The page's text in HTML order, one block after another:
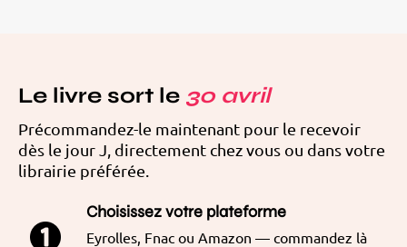
Le livre sort le 30 avril
Précommandez-le maintenant pour le recevoir
dès le jour J, directement chez vous ou dans votre
librairie préférée.
Choisissez votre plateforme
Eyrolles, Fnac ou Amazon — commandez là